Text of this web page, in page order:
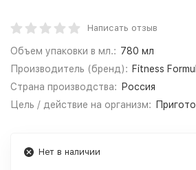
Написать отзыв
Объем упаковки в мл.: 780 мл
Производитель (бренд): Fitness
Страна производства:
Россия
Цель / действие на организм:
Нет в наличии